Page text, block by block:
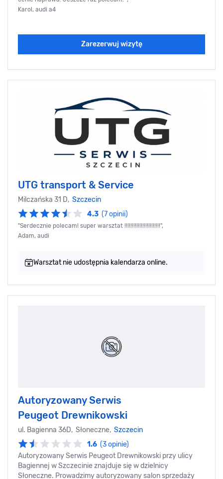
Karol, audi a4
Zarezerwuj wizytę
UTG transport & Service
Milczańska 31 D, Szczecin
4.3 (7 opinii)
"Serdecznie polecam! super warsztat !!!!!!!!!!!!!!!!!!!!!!!!",
Adam, audi
Warsztat nie udostępnia kalendarza online.
Autoryzowany Serwis
Peugeot Drewnikowski
ul. Bagienna 36D, Słoneczne, Szczecin
1.6 (3 opinie)
Autoryzowany Serwis Peugeot Drewnikowski przy ulicy
Bagiennej w Szczecinie znajduje się w dzielnicy
Słoneczne. Prowadzimy autoryzowany salon sprzedaży